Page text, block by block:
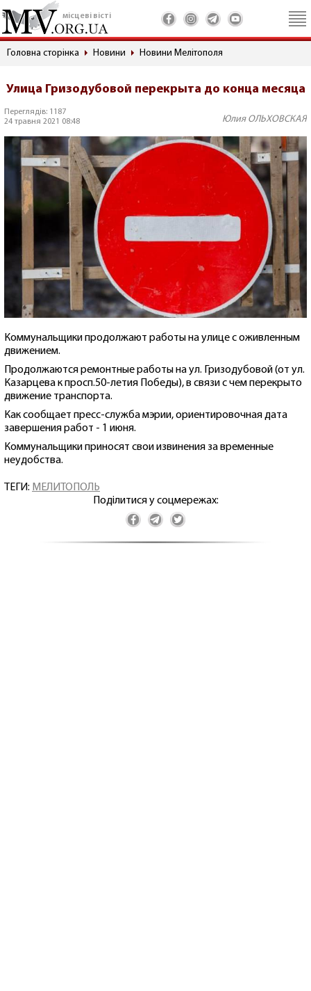
місцеві вісті
Головна сторінка Новини Новини Мелітополя
Улица Гризодубовой перекрыта до конца месяца
Переглядів: 1187
24 травня 2021 08:48
Юлия ОЛЬХОВСКАЯ
Коммунальщики продолжают работы на улице с оживленным
движением.
Продолжаются ремонтные работы на ул. Гризодубовой (от ул.
Казарцева к просп.50-летия Победы), в связи с чем перекрыто
движение транспорта.
Как сообщает пресс-служба мэрии, ориентировочная дата
завершения работ - 1 июня.
Коммунальщики приносят свои извинения за временные
неудобства.
ТЕГИ: МЕЛИТОПОЛЬ
Поділитися у соцмережах: